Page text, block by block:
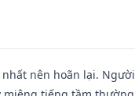
nên hoãn lại.